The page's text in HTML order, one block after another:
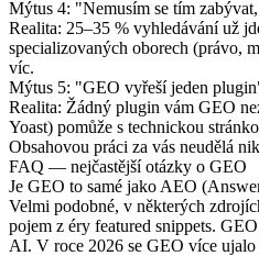
Mýtus 4: "Nemusím se tím
Realita: 25–35 % vyhledávání už
specializovaných oborech (právo,
víc.
Mýtus 5: "GEO vyřeší jeden
Realita: Žádný plugin vám GEO
Yoast) pomůže s technickou
Obsahovou práci za vás neudělá
FAQ — nejčastější otázky o GEO
Je GEO to samé jako AEO
Velmi podobné, v některých
pojem z éry featured snippets.
AI. V roce 2026 se GEO více ujalo